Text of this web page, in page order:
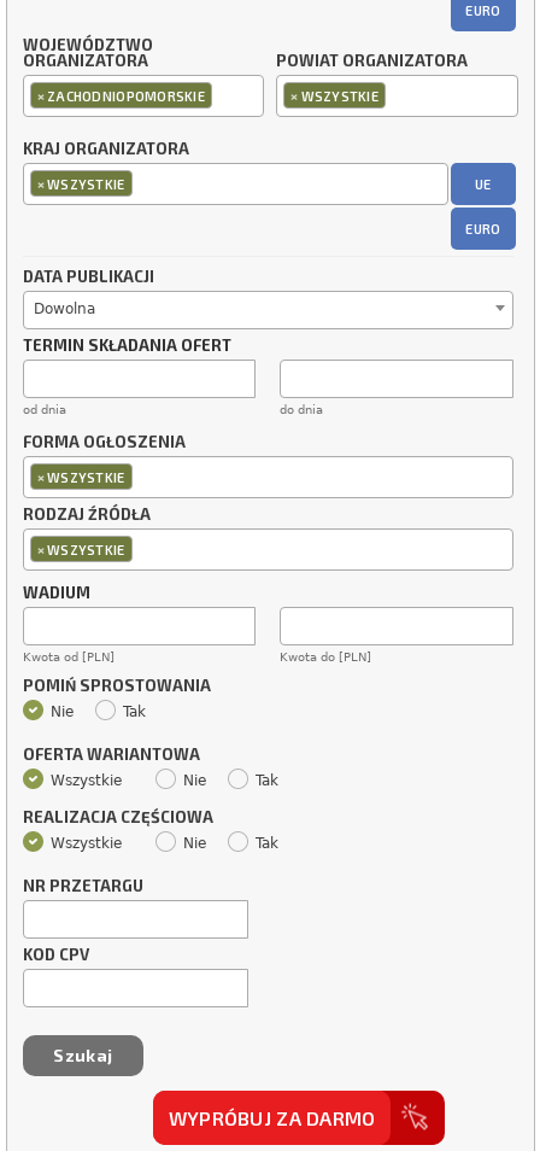
EURO
WOJEWÓDZTWO
ORGANIZATORA
× ZACHODNIOPOMORSKIE
POWIAT ORGANIZATORA
× WSZYSTKIE
KRAJ ORGANIZATORA
×WSZYSTKIE UE
EURO
DATA PUBLIKACJI
Dowolna
TERMIN SKŁADANIA OFERT
od dnia do dnia
FORMA OGŁOSZENIA
×WSZYSTKIE
RODZAJ ŹRÓDŁA
×WSZYSTKIE
WADIUM
Kwota od [PLN] Kwota do [PLN]
POMIŃ SPROSTOWANIA
Nie Tak
OFERTA WARIANTOWA
Wszystkie Nie Tak
REALIZACJA CZĘŚCIOWA
Wszystkie Nie Tak
NR PRZETARGU
KOD CPV
WYPRÓBUJ ZA DARMO